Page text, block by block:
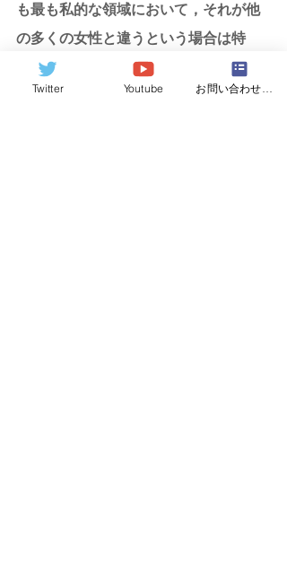
も最も私的な領域において，それが他
の多くの女性と違うという場合は特
に，世間に向けて積極的に話をしたい
と思う人はほとんどいません（ご自身
Twitter Youtube